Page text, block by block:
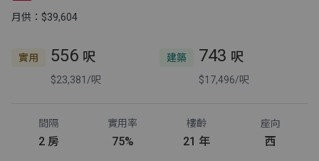
月供：$39,604
實用 556 呎
$23,381/呎
建築 743 呎
$17,496/呎
間隔
2 房
實用率
75%
樓齡
21 年
座向
西